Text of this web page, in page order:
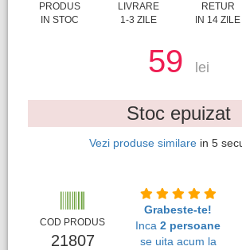
PRODUS
IN STOC
LIVRARE
1-3 ZILE
RETUR
IN 14 ZILE
59 lei
Stoc epuizat
Vezi produse similare in 4
COD PRODUS
21807
Grabeste-te!
Inca2 persoane
se uita acum la